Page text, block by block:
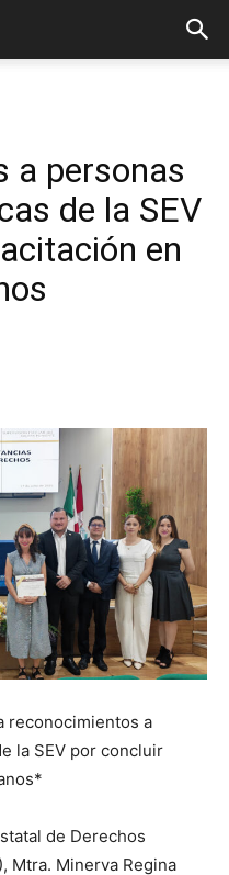
a personas
de la SEV
en
reconocimientos a
la SEV por concluir
de Derechos
Mtra. Minerva Regina